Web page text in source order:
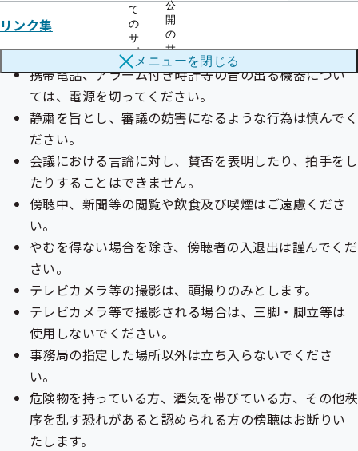
て
の
サ
ブ
メ
ニ
ュ
ー
公
開
の
サ
ブ
メ
ニ
ュ
ー
リンク集
メニューを閉じる
傍聴される方へ
携帯電話、アラーム付き時計等の音の出る機器につい
ては、電源を切ってください。
静粛を旨とし、審議の妨害になるような行為は慎んでく
ださい。
会議における言論に対し、賛否を表明したり、拍手をし
たりすることはできません。
傍聴中、新聞等の閲覧や飲食及び喫煙はご遠慮くださ
い。
やむを得ない場合を除き、傍聴者の入退出は謹んでくだ
さい。
テレビカメラ等の撮影は、頭撮りのみとします。
テレビカメラ等で撮影される場合は、三脚・脚立等は
使用しないでください。
事務局の指定した場所以外は立ち入らないでくださ
い。
危険物を持っている方、酒気を帯びている方、その他秩
序を乱す恐れがあると認められる方の傍聴はお断りい
たします。